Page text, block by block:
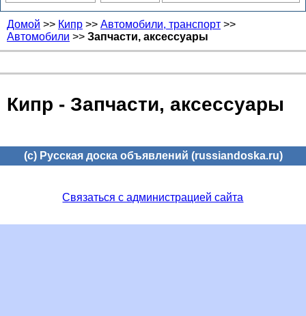
Домой >> Кипр >> Автомобили, транспорт >>
Автомобили >> Запчасти, аксессуары
Кипр - Запчасти, аксессуары
(c) Русская доска объявлений (russiandoska.ru)
Связаться с администрацией сайта